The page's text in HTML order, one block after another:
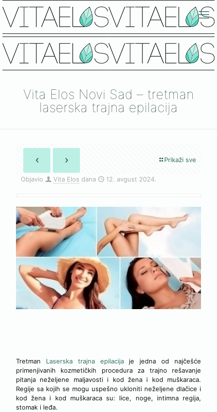
Vita Elos Novi Sad – tretman
laserska trajna epilacija
Prikaži sve
Objavio Vita Elos dana 12. avgust 2024.
Tretman Laserska trajna epilacijaje jedna od najčešće
primenjivanih kozmetičkih procedura za trajno rešavanje
pitanja neželjene maljavosti i kod žena i kod muškaraca.
Regije sa kojih se mogu uspešno ukloniti neželjene dlačice i
kod žena i kod muškaraca su: lice, noge, intimna regija,
stomak i leđa.